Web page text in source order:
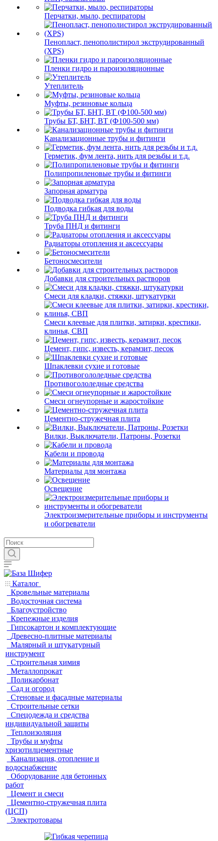
Перчатки, мыло, респираторы
Пенопласт, пенополистирол экструдированный
(XPS)
Пленки гидро и пароизоляционные
Утеплитель
Муфты, резиновые кольца
Трубы БТ, БНТ, ВТ (Ф100-500 мм)
Канализационные трубы и фитинги
Герметик, фум лента, нить для резьбы и т.д.
Полипропиленовые трубы и фитинги
Запорная арматура
Подводка гибкая для воды
Труба ПНД и фитинги
Радиаторы отопления и аксессуары
Бетоносмесители
Добавки для строительных растворов
Смеси для кладки, стяжки, штукатурки
Смеси клеевые для плитки, затирки, крестики,
клинья, СВП
Цемент, гипс, известь, керамзит, песок
Шпаклевки сухие и готовые
Противогололедные средства
Смеси огнеупорные и жаростойкие
Цементно-стружечная плита
Вилки, Выключатели, Патроны, Розетки
Кабели и провода
Материалы для монтажа
Освещение
Электроизмерительные приборы и инструменты
и обогреватели
Каталог
Кровельные материалы
Водосточная система
Благоустройство
Крепежные изделия
Гипсокартон и комплектующие
Древесно-плитные материалы
Малярный и штукатурный
инструмент
Строительная химия
Металлопрокат
Поликарбонат
Сад и огород
Стеновые и фасадные материалы
Строительные сетки
Спецодежда и средства
индивидуальной защиты
Теплоизоляция
Трубы и муфты
хризотилцементные
Канализация, отопление и
водоснабжение
Оборудование для бетонных
работ
Цемент и смеси
Цементно-стружечная плита
(ЦСП)
Электротовары